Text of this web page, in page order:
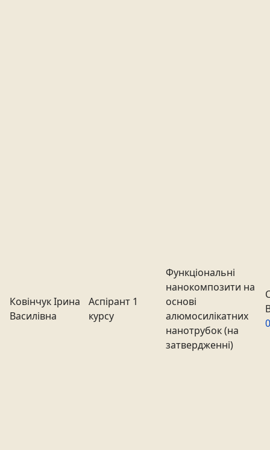
Ковінчук Ірина
Василівна
Аспірант 1
курсу
Функціональні
нанокомпозити на
основі
алюмосилікатних
нанотрубок (на
затвердженні)